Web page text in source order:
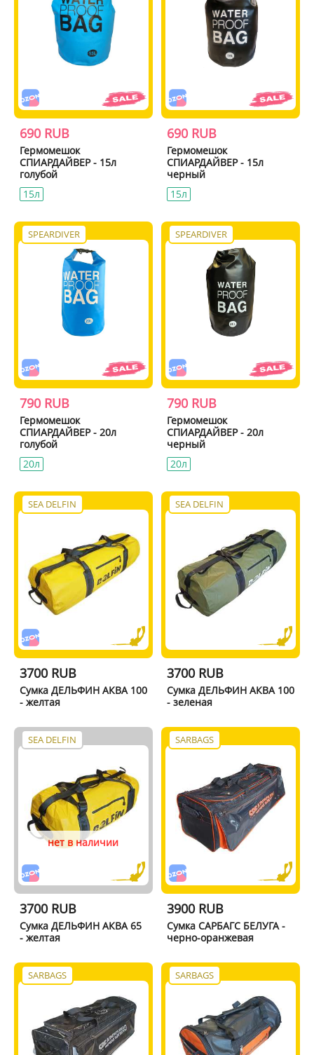
690 RUB
Гермомешок
СПИАРДАЙВЕР - 15л
голубой
15л
690 RUB
Гермомешок
СПИАРДАЙВЕР - 15л
черный
15л
SPEARDIVER
790 RUB
Гермомешок
СПИАРДАЙВЕР - 20л
голубой
20л
SPEARDIVER
790 RUB
Гермомешок
СПИАРДАЙВЕР - 20л
черный
20л
SEA DELFIN
3700 RUB
Сумка ДЕЛЬФИН АКВА 100
- желтая
SEA DELFIN
3700 RUB
Сумка ДЕЛЬФИН АКВА 100
- зеленая
SEA DELFIN
нет в наличии
3700 RUB
Сумка ДЕЛЬФИН АКВА 65
- желтая
SARBAGS
3900 RUB
Сумка САРБАГС БЕЛУГА -
черно-оранжевая
SARBAGS SARBAGS